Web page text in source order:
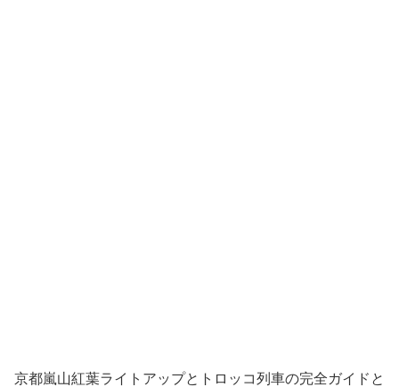
京都嵐山紅葉ライトアップとトロッコ列車の完全ガイドと